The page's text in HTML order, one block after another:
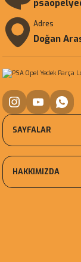
Adres
Doğan
SAYFALAR
HAKKIMIZDA